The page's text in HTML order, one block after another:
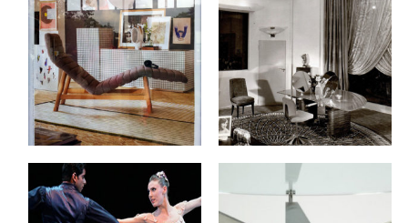
byOLIVIERonMar 8, 2017
No Comments
Ruhlmann
OLIVIERon Mar 8, 2017
No Comments
Founding Partnership
byOLIVIERon Mar 7, 2017
Our Fulfillments
on Mar 3, 2017